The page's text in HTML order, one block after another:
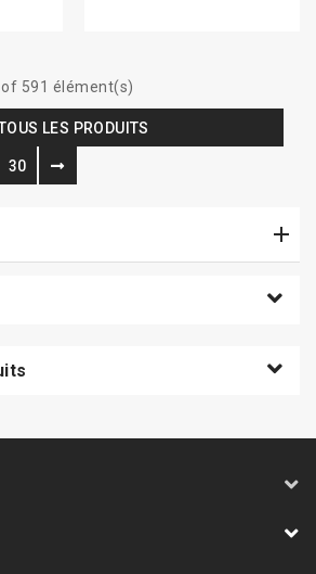
591 élément(s)
LES PRODUITS
30